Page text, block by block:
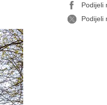
Podijeli
Podijeli